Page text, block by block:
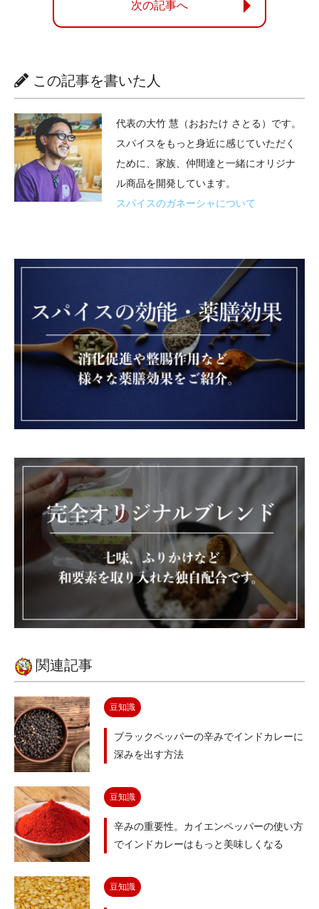
次の記事へ
この記事を書いた人
代表の大竹 慧（おおたけ さとる）です。
スパイスをもっと身近に感じていただく
ために、家族、仲間達と一緒にオリジナ
ル商品を開発しています。
スパイスのガネーシャについて
関連記事
豆知識
ブラックペッパーの辛みでインドカレーに
深みを出す方法
豆知識
辛みの重要性。カイエンペッパーの使い方
でインドカレーはもっと美味しくなる
豆知識